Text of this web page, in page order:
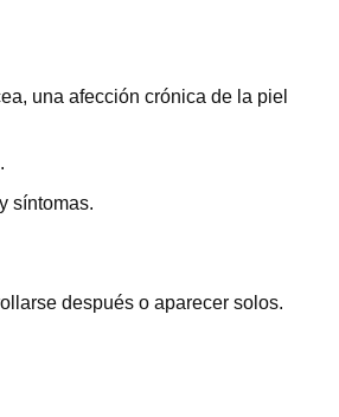
una afección crónica de la piel
síntomas.
después o aparecer solos.